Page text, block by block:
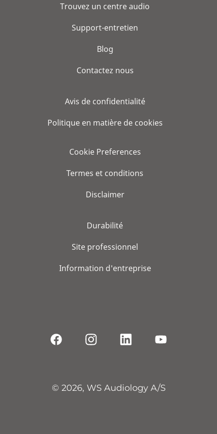
Trouvez un centre audio
Support-entretien
Blog
Contactez nous
Avis de confidentialité
Politique en matière de cookies
Cookie Preferences
Termes et conditions
Disclaimer
Durabilité
Site professionnel
Information d'entreprise
© 2026, WS Audiology A/S